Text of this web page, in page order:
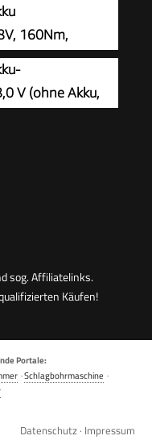
160Nm,
Blau
V (ohne Akku,
sog. Affiliatelinks.
Käufen!
Portale:
·Schlagbohrmaschine ·
Datenschutz · Impressum